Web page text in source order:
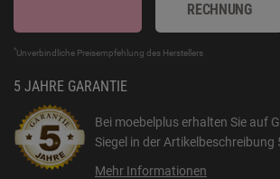
RECHNUNG
*Unverbindliche Preisempfehlung des Herstellers
5 JAHRE GARANTIE
Bei moebelplus erhalten Sie auf
Siegel in der Artikelbeschreibung
Mehr Informationen